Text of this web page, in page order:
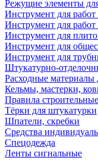
Режущие элементы
Инструмент для
Инструмент для работ
Инструмент для
Инструмент для
Инструмент для
Штукатурно-
Расходные
Кельмы, мастерки,
Правила строительные
Тёрки для штукатурки
Шпатели, скребки
Средства
Спецодежда
Ленты сигнальные